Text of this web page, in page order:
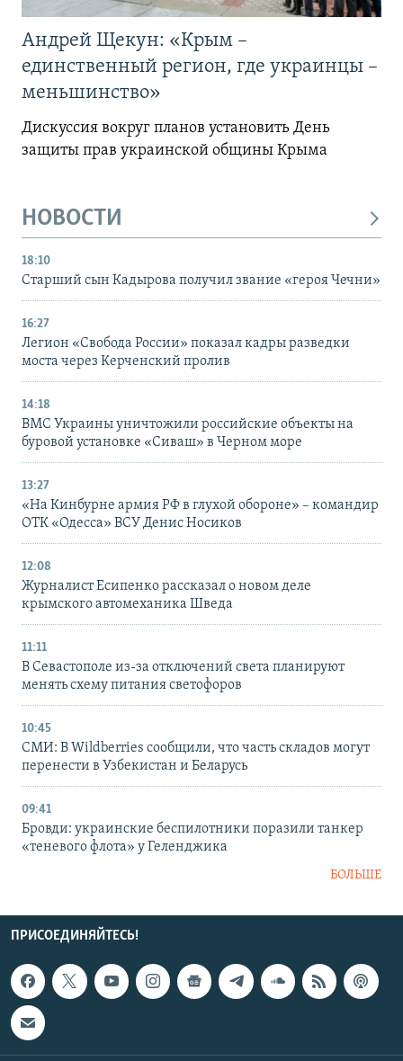
Андрей Щекун: «Крым –
единственный регион, где украинцы –
меньшинство»
Дискуссия вокруг планов установить День
защиты прав украинской общины Крыма
НОВОСТИ
18:10
Старший сын Кадырова получил звание «героя Чечни»
16:27
Легион «Свобода России» показал кадры разведки
моста через Керченский пролив
14:18
ВМС Украины уничтожили российские объекты на
буровой установке «Сиваш» в Черном море
13:27
«На Кинбурне армия РФ в глухой обороне» – командир
ОТК «Одесса» ВСУ Денис Носиков
12:08
Журналист Есипенко рассказал о новом деле
крымского автомеханика Шведа
11:11
В Севастополе из-за отключений света планируют
менять схему питания светофоров
10:45
СМИ: В Wildberries сообщили, что часть складов могут
перенести в Узбекистан и Беларусь
09:41
Бровди: украинские беспилотники поразили танкер
«теневого флота» у Геленджика
БОЛЬШЕ
ПРИСОЕДИНЯЙТЕСЬ!